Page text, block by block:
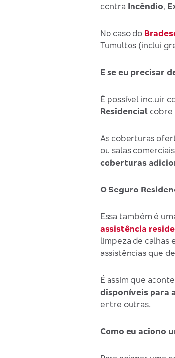
contra Incêndio,
No caso do
Tumultos (inclui
E se eu precisar
É possível incluir
Residencialcobre
As coberturas
ou salas
coberturas
O Seguro
Essa também é
assistência
limpeza de calhas
assistências que
É assim que
disponíveis para
entre outras.
Como eu aciono